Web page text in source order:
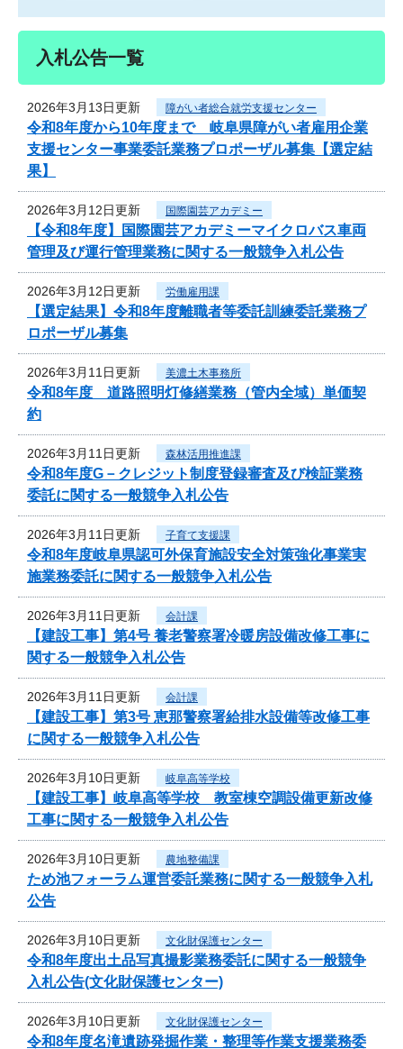
入札公告一覧
2026年3月13日更新 障がい者総合就労支援センター
令和8年度から10年度まで 岐阜県障がい者雇用企業
支援センター事業委託業務プロポーザル募集【選定結
果】
2026年3月12日更新 国際園芸アカデミー
【令和8年度】国際園芸アカデミーマイクロバス車両
管理及び運行管理業務に関する一般競争入札公告
2026年3月12日更新 労働雇用課
【選定結果】令和8年度離職者等委託訓練委託業務プ
ロポーザル募集
2026年3月11日更新 美濃土木事務所
令和8年度 道路照明灯修繕業務（管内全域）単価契
約
2026年3月11日更新 森林活用推進課
令和8年度G－クレジット制度登録審査及び検証業務
委託に関する一般競争入札公告
2026年3月11日更新 子育て支援課
令和8年度岐阜県認可外保育施設安全対策強化事業実
施業務委託に関する一般競争入札公告
2026年3月11日更新 会計課
【建設工事】第4号 養老警察署冷暖房設備改修工事に
関する一般競争入札公告
2026年3月11日更新 会計課
【建設工事】第3号 恵那警察署給排水設備等改修工事
に関する一般競争入札公告
2026年3月10日更新 岐阜高等学校
【建設工事】岐阜高等学校 教室棟空調設備更新改修
工事に関する一般競争入札公告
2026年3月10日更新 農地整備課
ため池フォーラム運営委託業務に関する一般競争入札
公告
2026年3月10日更新 文化財保護センター
令和8年度出土品写真撮影業務委託に関する一般競争
入札公告(文化財保護センター)
2026年3月10日更新 文化財保護センター
令和8年度名滝遺跡発掘作業・整理等作業支援業務委